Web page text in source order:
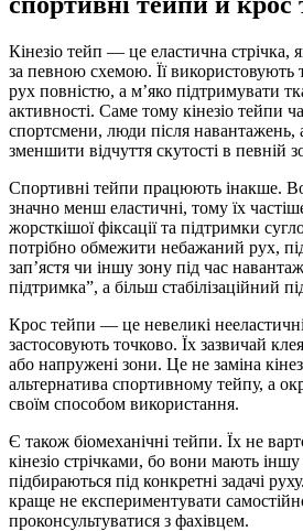
Кінезіо тейп — це еластична
за певною схемою. Її
рух повністю, а м’яко підтримувати
активності. Саме тому кінезіо тейпи
спортсмени, люди після навантажень,
зменшити відчуття скутості в певній
Спортивні тейпи працюють інакше.
значно менш еластичні, тому їх
жорсткішої фіксації та підтримки
потрібно обмежити небажаний рух,
зап’ястя чи іншу зону під час
підтримка”, а більш стабілізаційний
Крос тейпи — це невеликі нееластичні
застосовують точково. Їх зазвичай
або напружені зони. Це не заміна
альтернатива спортивному тейпу, а
своїм способом використання.
Є також біомеханічні тейпи. Їх не
кінезіо стрічками, бо вони мають
підбираються під конкретні задачі
краще не експериментувати
проконсультуватися з фахівцем.